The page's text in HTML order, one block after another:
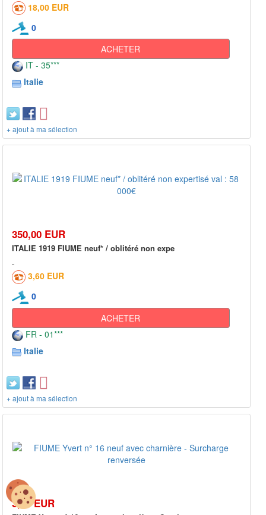
18,00 EUR
0
ACHETER
IT - 35***
Italie
+ ajout à ma sélection
350,00 EUR
ITALIE 1919 FIUME neuf* / oblitéré non expe
3,60 EUR
0
ACHETER
FR - 01***
Italie
+ ajout à ma sélection
3,50 EUR